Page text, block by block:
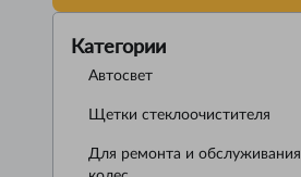
Категории
Автосвет
Щетки стеклоочистителя
Для ремонта и обслуживания